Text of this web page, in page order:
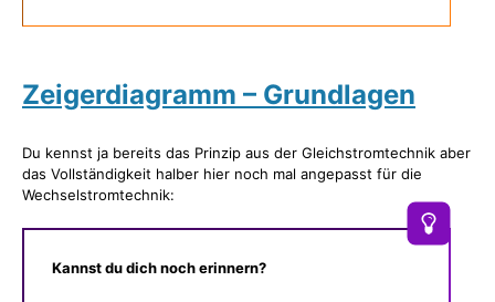
Zeigerdiagramm – Grundlagen
Du kennst ja bereits das Prinzip aus der Gleichstromtechnik aber
das Vollständigkeit halber hier noch mal angepasst für die
Wechselstromtechnik:
Kannst du dich noch erinnern?